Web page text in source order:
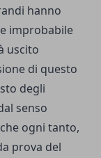
hanno
improbabile
uscito
di questo
degli
senso
che ogni tanto,
prova del